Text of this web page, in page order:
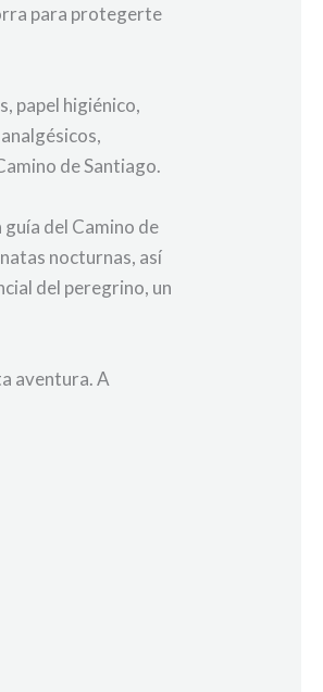
para protegerte
papel higiénico,
de Santiago.
del Camino de
nocturnas, así
del peregrino, un
aventura. A